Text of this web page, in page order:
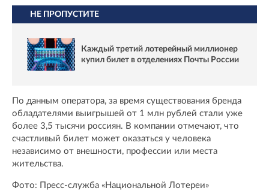
НЕ ПРОПУСТИТЕ
Каждый третий лотерейный миллионер
купил билет в отделениях Почты России
По данным оператора, за время существования бренда
обладателями выигрышей от 1 млн рублей стали уже
более 3,5 тысячи россиян. В компании отмечают, что
счастливый билет может оказаться у человека
независимо от внешности, профессии или места
жительства.
Фото: Пресс-служба «Национальной Лотереи»